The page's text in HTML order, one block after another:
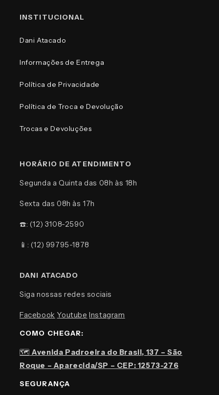
INSTITUCIONAL
Dani Atacado
Informações de Entrega
Política de Privacidade
Política de Troca e Devolução
Trocas e Devoluções
HORÁRIO DE ATENDIMENTO
Segunda a Quinta das 08h às 18h
Sexta das 08h às 17h
☎️: (12) 3108-2590
📱: (12) 99795-1878
DANI ATACADO
Siga nossas redes sociais
Facebook Youtube Instagram
COMO CHEGAR:
🗺️ Avenida Padroeira do Brasil, 137 – São
Roque – Aparecida/SP – CEP: 12573-276
SEGURANÇA